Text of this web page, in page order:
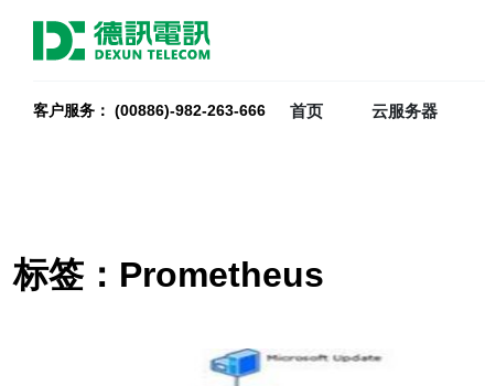
客户服务： (00886)-982-263-666 首页 云服务器
标签：Prometheus